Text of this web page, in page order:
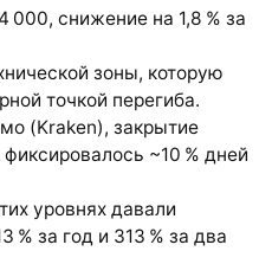
снижение на 1,8 % за
зоны, которую
точкой перегиба.
(Kraken), закрытие
~10 % дней
уровнях давали
% за год и 313 % за два